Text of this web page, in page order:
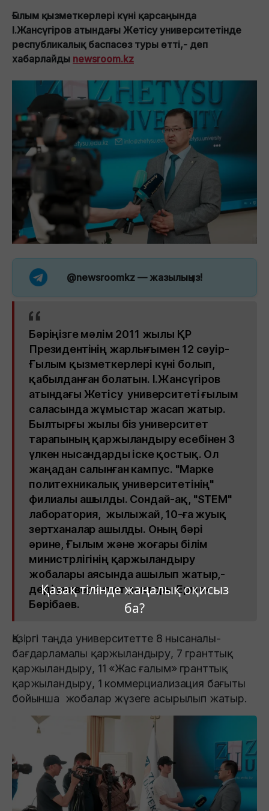
Қазақ тілінде жаңалық оқисыз
ба?
Ғылым қызметкерлері күні қарсаңында
І.Жансүгіров атындағы Жетісу университетінде
республикалық баспасөз туры өтті,- деп
хабарлайды newsroom.kz
@newsroomkz — жазылыңыз!
Бәріңізге мәлім 2011 жылы ҚР
Президентінің жарлығымен 12 сәуір-
Ғылым қызметкерлері күні болып,
қабылданған болатын. І.Жансүгіров
атындағы Жетісу университеті ғылым
саласында жұмыстар жасап жатыр.
Былтырғы жылы біз университет
тарапының қаржыландыру есебінен 3
үлкен нысандарды іске қостық. Ол
жаңадан салынған кампус. "Марке
политехникалық университетінің"
филиалы ашылды. Сондай-ақ, "STEM"
лаборатория, жылыжай, 10-ға жуық
зертханалар ашылды. Оның бәрі
әрине, Ғылым және жоғары білім
министрлігінің қаржыландыру
жобалары аясында ашылып жатыр,-
деді университет ректоры Ермек
Бөрібаев.
Қазіргі таңда университетте 8 нысаналы-
бағдарламалы қаржыландыру, 7 гранттық
қаржыландыру, 11 «Жас ғалым» гранттық
қаржыландыру, 1 коммерциализация бағыты
бойынша жобалар жүзеге асырылып жатыр.